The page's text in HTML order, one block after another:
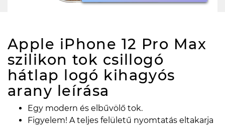
Apple iPhone 12 Pro Max
szilikon tok csillogó
hátlap logó kihagyós
arany leírása
Egy modern és elbűvölő tok.
Figyelem! A teljes felületű nyomtatás eltakarja